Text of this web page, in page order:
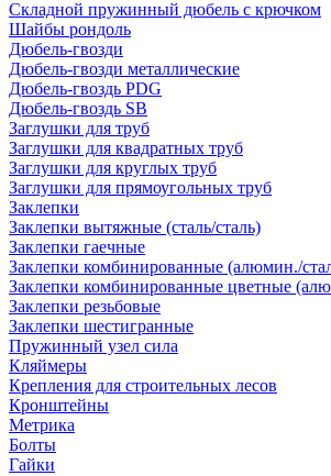
Складной пружинный дюбель с крючком
Шайбы рондоль
Дюбель-гвозди
Дюбель-гвозди металлические
Дюбель-гвоздь PDG
Дюбель-гвоздь SB
Заглушки для труб
Заглушки для квадратных труб
Заглушки для круглых труб
Заглушки для прямоугольных труб
Заклепки
Заклепки вытяжные (сталь/сталь)
Заклепки гаечные
Заклепки комбинированные (алюмин./
Заклепки комбинированные цветные
Заклепки резьбовые
Заклепки шестигранные
Пружинный узел сила
Кляймеры
Крепления для строительных лесов
Кронштейны
Метрика
Болты
Гайки